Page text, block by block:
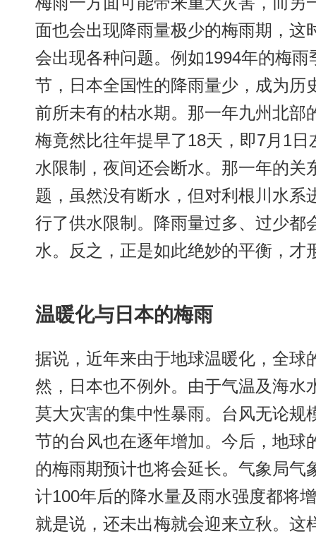
面也会出现降雨量极少的梅雨期，这
会出现各种问题。例如1994年的梅雨
节，日本全国性的降雨量少，成为历
前所未有的枯水期。那一年九州北部
梅竟然比往年提早了18天，即7月1
水限制，夜间还会断水。那一年的关
题，虽然没有断水，但对利根川水系
行了供水限制。降雨量过多、过少都
水。反之，正是如此绝妙的平衡，才
温暖化与日本的梅雨
据说，近年来由于地球温暖化，全球
然，日本也不例外。由于气温及海水
莫大灾害的集中性暴雨。台风无论规
节的台风也在逐年增加。今后，地球
的梅雨期预计也将会延长。气象局气
计100年后的降水量及雨水强度都将
就是说，还未出梅就会迎来立秋。这